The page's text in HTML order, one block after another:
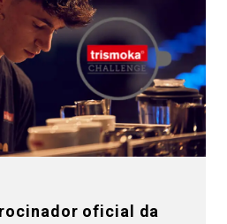
oficial da